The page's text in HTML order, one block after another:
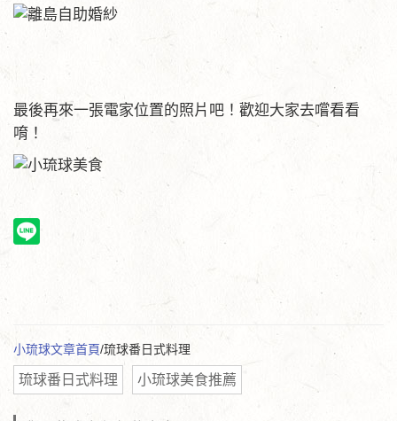
最後再來一張電家位置的照片吧！歡迎大家去嚐看看
唷！
小琉球文章首頁/琉球番日式料理
琉球番日式料理 小琉球美食推薦